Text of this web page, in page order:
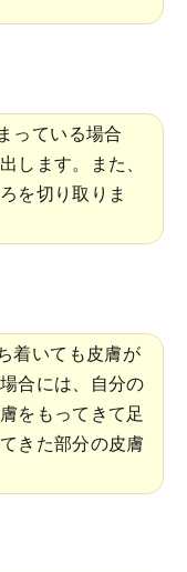
っている場合
します。また、
を切り取りま
着いても皮膚が
合には、自分の
をもってきて足
きた部分の皮膚